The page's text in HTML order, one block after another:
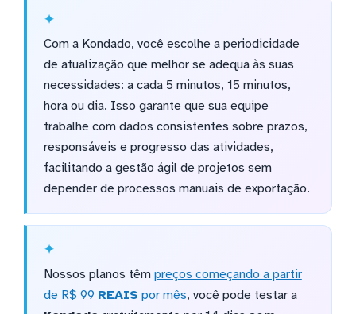
Com a Kondado, você escolhe a periodicidade
de atualização que melhor se adequa às suas
necessidades: a cada 5 minutos, 15 minutos,
hora ou dia. Isso garante que sua equipe
trabalhe com dados consistentes sobre prazos,
responsáveis e progresso das atividades,
facilitando a gestão ágil de projetos sem
depender de processos manuais de exportação.
Nossos planos têm preços começando a partir
de R$ 99 REAIS por mês, você pode testar a